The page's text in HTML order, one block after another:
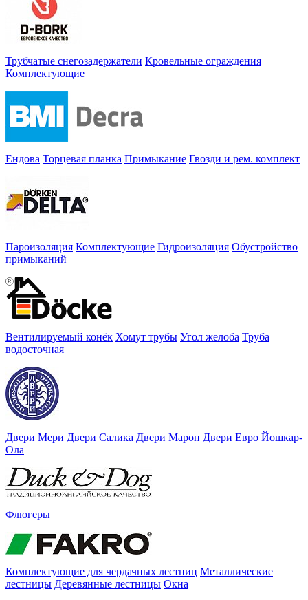
Трубчатые снегозадержатели Кровельные ограждения
Комплектующие
Ендова Торцевая планка Примыкание Гвозди и рем. комплект
Пароизоляция Комплектующие Гидроизоляция Обустройство
примыканий
Вентилируемый конёк Хомут трубы Угол желоба Труба
водосточная
Двери Мери Двери Салика Двери Марон Двери Евро Йошкар-
Ола
Флюгеры
Комплектующие для чердачных лестниц Металлические
лестницы Деревянные лестницы Окна